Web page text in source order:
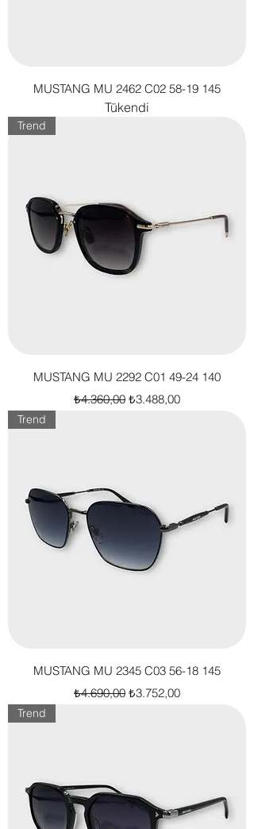
MUSTANG MU 2462 C02 58-19 145
Tükendi
Trend
MUSTANG MU 2292 C01 49-24 140
Normal Fiyat
₺4.360,00 İndirimli Fiyat
₺3.488,00
Trend
MUSTANG MU 2345 C03 56-18 145
Normal Fiyat
₺4.690,00 İndirimli Fiyat
₺3.752,00
Trend